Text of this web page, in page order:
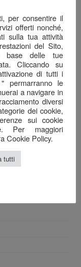
per consentire il
offerti nonché,
sulla tua attività
del Sito,
base delle tue
Cliccando su
di tutti i
permarranno le
a navigare in
diversi
dei cookie,
sui cookie
Per maggiori
Cookie Policy.
tutti